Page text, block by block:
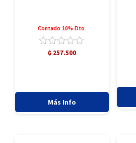
Contado 10% Dto.
Valorado
₲ 257.500
Más Info